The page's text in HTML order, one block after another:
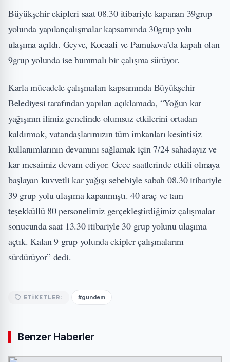
Büyükşehir ekipleri saat 08.30 itibariyle kapanan 39grup
yolunda yapılançalışmalar kapsamında 30grup yolu
ulaşıma açıldı. Geyve, Kocaali ve Pamukova’da kapalı olan
9grup yolunda ise hummalı bir çalışma sürüyor.
Karla mücadele çalışmaları kapsamında Büyükşehir
Belediyesi tarafından yapılan açıklamada, “Yoğun kar
yağışının ilimiz genelinde olumsuz etkilerini ortadan
kaldırmak, vatandaşlarımızın tüm imkanları kesintisiz
kullanımlarının devamını sağlamak için 7/24 sahadayız ve
kar mesaimiz devam ediyor. Gece saatlerinde etkili olmaya
başlayan kuvvetli kar yağışı sebebiyle sabah 08.30 itibariyle
39 grup yolu ulaşıma kapanmıştı. 40 araç ve tam
teşekküllü 80 personelimiz gerçekleştirdiğimiz çalışmalar
sonucunda saat 13.30 itibariyle 30 grup yolunu ulaşıma
açtık. Kalan 9 grup yolunda ekipler çalışmalarını
sürdürüyor” dedi.
ETIKETLER: #gundem
Benzer Haberler